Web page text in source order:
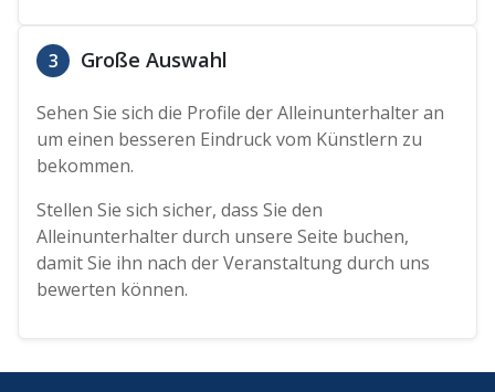
3 Große Auswahl
Sehen Sie sich die Profile der Alleinunterhalter an
um einen besseren Eindruck vom Künstlern zu
bekommen.
Stellen Sie sich sicher, dass Sie den
Alleinunterhalter durch unsere Seite buchen,
damit Sie ihn nach der Veranstaltung durch uns
bewerten können.